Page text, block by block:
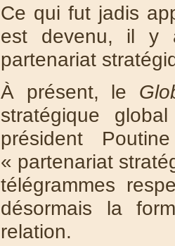
Ce qui fut jadis
est devenu, il y
partenariat
À présent, le
stratégique
président
« partenariat
télégrammes
désormais la
relation.